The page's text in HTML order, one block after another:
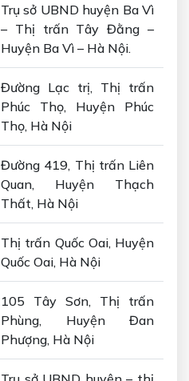
Trụ sở UBND huyện Ba Vì
– Thị trấn Tây Đằng –
Huyện Ba Vì – Hà Nội.
Đường Lạc trị, Thị trấn
Phúc Thọ, Huyện Phúc
Thọ, Hà Nội
Đường 419, Thị trấn Liên
Quan, Huyện Thạch
Thất, Hà Nội
Thị trấn Quốc Oai, Huyện
Quốc Oai, Hà Nội
105 Tây Sơn, Thị trấn
Phùng, Huyện Đan
Phượng, Hà Nội